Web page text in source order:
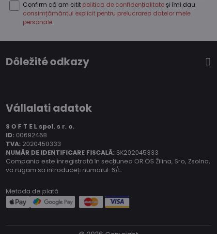
Confirm că am citit politica de confidențialitate și îmi dau
consimțământul explicit pentru prelucrarea datelor mele
personale.
Dôležité odkazy
Vállalati adatok
S O F T E L spol. s r. o.
ID: 00692468
TVA: 2020450333
NUMĂR DE IDENTIFICARE FISCALĂ: SK202045333
Compania este înregistrată în secțiunea OR OS Žilina, Sro, Zsolna,
vă rugăm să introduceți numărul: 6/L.
Metoda de plată